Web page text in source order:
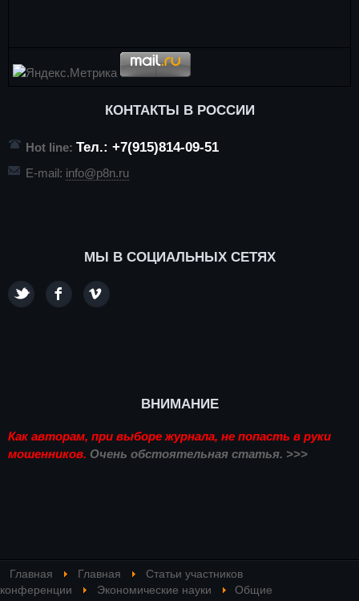
КОНТАКТЫ В РОССИИ
Hot line: Тел.: +7(915)814-09-51
E-mail: info@p8n.ru
МЫ В СОЦИАЛЬНЫХ СЕТЯХ
ВНИМАНИЕ
Как авторам, при выборе журнала, не попасть в руки
мошенников. Очень обстоятельная статья. >>>
Главная Главная
Статьи участников
конференции
Экономические науки
Общие